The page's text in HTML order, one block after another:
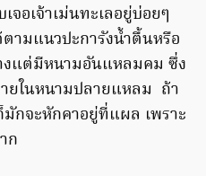
อเจ้าเม่นทะเลอยู่บ่อยๆ
ตามแนวปะการังน้ำตื้นหรือ
แต่มีหนามอันแหลมคม ซึ่ง
ยในหนามปลายแหลม ถ้า
กจะหักคาอยู่ที่แผล เพราะ
ก